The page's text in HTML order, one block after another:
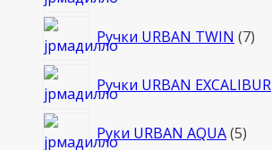
Ручки URBAN TWIN 77
Ручки URBAN EXCALIBUR
Руки URBAN AQUA 55